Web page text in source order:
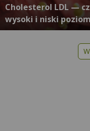
Cholesterol LDL —
wysoki i niski